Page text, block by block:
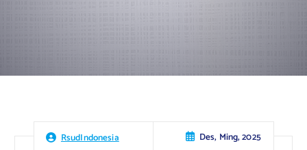
RsudIndonesia Des, Ming, 2025